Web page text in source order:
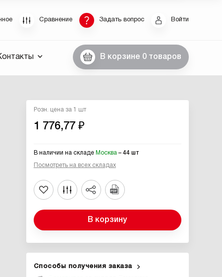
Сравнение Задать вопрос Войти
В корзине 0 товаров
Розн. цена за 1 шт
1 776,77 ₽
В наличии на складе Москва – 44 шт
Посмотреть на всех складах
В корзину
Способы получения заказа
пароля
пароль, введите E-Mail. Контрольная строка
а также ваши регистрационные данные,
вам по E-Mail.
для восстановления